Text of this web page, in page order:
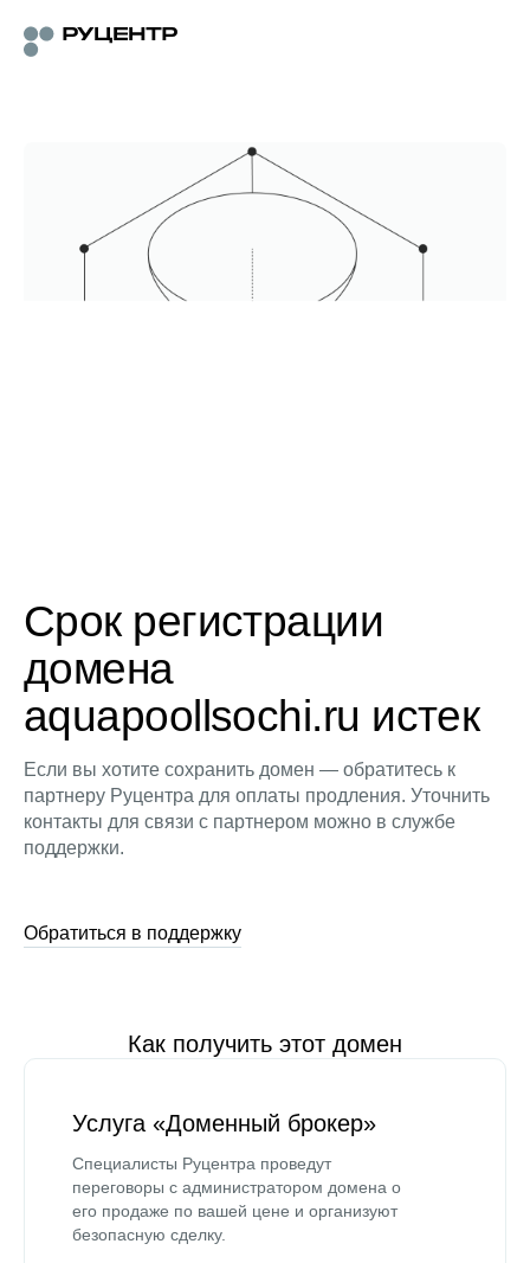
Срок регистрации
домена
aquapoollsochi.ru истек
Если вы хотите сохранить домен — обратитесь к
партнеру Руцентра для оплаты продления. Уточнить
контакты для связи с партнером можно в службе
поддержки.
Обратиться в поддержку
Как получить этот домен
Услуга «Доменный брокер»
Специалисты Руцентра проведут
переговоры с администратором домена о
его продаже по вашей цене и организуют
безопасную сделку.